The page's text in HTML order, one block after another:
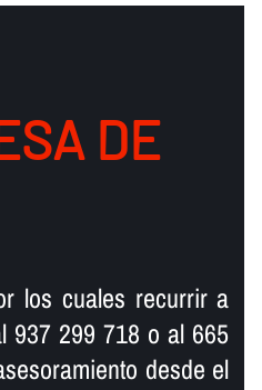
DE
los cuales recurrir a
937 299 718 o al 665
desde el